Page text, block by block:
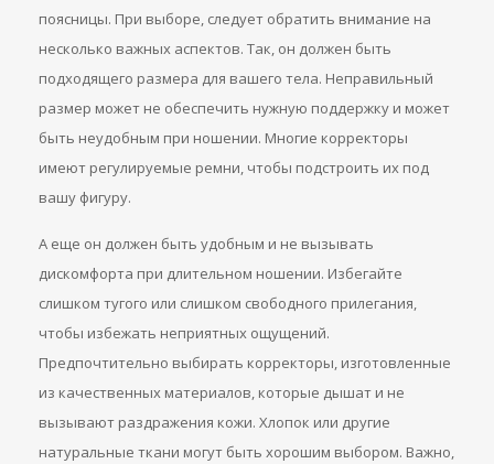
поясницы. При выборе, следует обратить внимание на
несколько важных аспектов. Так, он должен быть
подходящего размера для вашего тела. Неправильный
размер может не обеспечить нужную поддержку и может
быть неудобным при ношении. Многие корректоры
имеют регулируемые ремни, чтобы подстроить их под
вашу фигуру.
А еще он должен быть удобным и не вызывать
дискомфорта при длительном ношении. Избегайте
слишком тугого или слишком свободного прилегания,
чтобы избежать неприятных ощущений.
Предпочтительно выбирать корректоры, изготовленные
из качественных материалов, которые дышат и не
вызывают раздражения кожи. Хлопок или другие
натуральные ткани могут быть хорошим выбором. Важно,